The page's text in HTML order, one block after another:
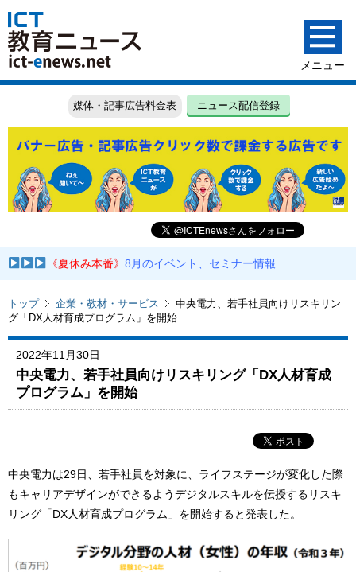
媒体・記事広告料金表 ニュース配信登録
《夏休み本番》8月のイベント、セミナー情報
トップ 企業・教材・サービス
中央電力、若手社員向けリスキリン
グ「DX人材育成プログラム」を開始
2022年11月30日
中央電力、若手社員向けリスキリング「DX人材育成
プログラム」を開始
中央電力は29日、若手社員を対象に、ライフステージが変化した際
もキャリアデザインができるようデジタルスキルを伝授するリスキ
リング「DX人材育成プログラム」を開始すると発表した。